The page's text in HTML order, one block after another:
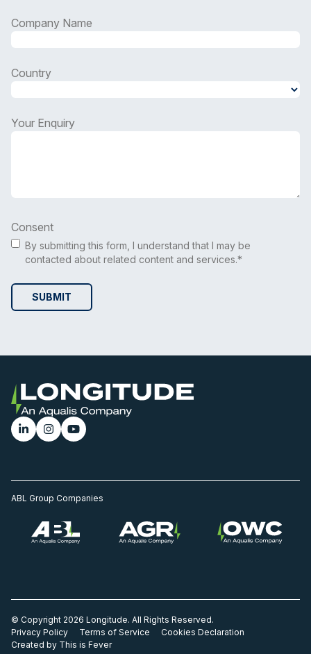
Company Name
Country
Your Enquiry
Consent
By submitting this form, I understand that I may be
contacted about related content and services.*
ABL Group Companies
© Copyright 2026 Longitude. All Rights Reserved.
Privacy Policy
Terms of Service
Cookies Declaration
Created by This is Fever